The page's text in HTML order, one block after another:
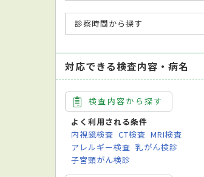
診察時間から探す
対応できる検査内容・病名
検査内容から探す
よく利用される条件
内視鏡検査 CT検査 MRI検査
アレルギー検査 乳がん検診
子宮頸がん検診